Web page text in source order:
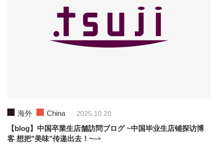
海外 China 2025.10.20
【blog】中国卒業生店舗訪問ブログ ~中国毕业生店铺探访博
客 想把"美味"传递出去！~